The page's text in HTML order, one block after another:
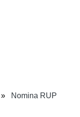
Nomina RUP